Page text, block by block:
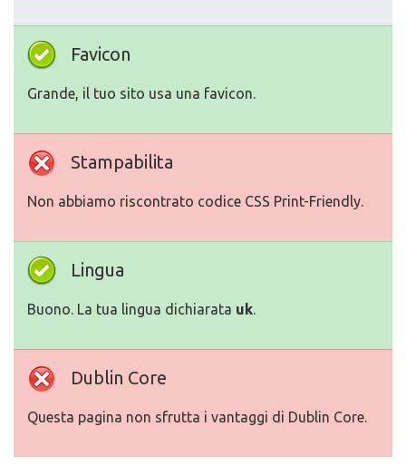
Favicon
Grande, il tuo sito usa una favicon.
Stampabilita
Non abbiamo riscontrato codice CSS Print-Friendly.
Lingua
Buono. La tua lingua dichiarata uk.
Dublin Core
Questa pagina non sfrutta i vantaggi di Dublin Core.